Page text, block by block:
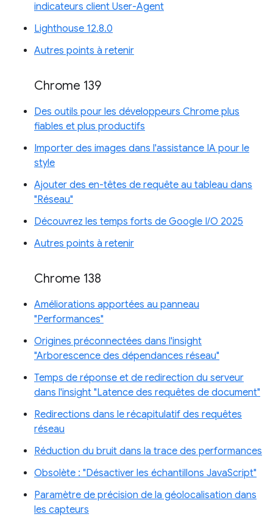
indicateurs client User-Agent
Lighthouse 12.8.0
Autres points à retenir
Chrome 139
Des outils pour les développeurs Chrome plus
fiables et plus productifs
Importer des images dans l'assistance IA pour le
style
Ajouter des en-têtes de requête au tableau dans
"Réseau"
Découvrez les temps forts de Google I/O 2025
Autres points à retenir
Chrome 138
Améliorations apportées au panneau
"Performances"
Origines préconnectées dans l'insight
"Arborescence des dépendances réseau"
Temps de réponse et de redirection du serveur
dans l'insight "Latence des requêtes de document"
Redirections dans le récapitulatif des requêtes
réseau
Réduction du bruit dans la trace des performances
Obsolète : "Désactiver les échantillons JavaScript"
Paramètre de précision de la géolocalisation dans
les capteurs